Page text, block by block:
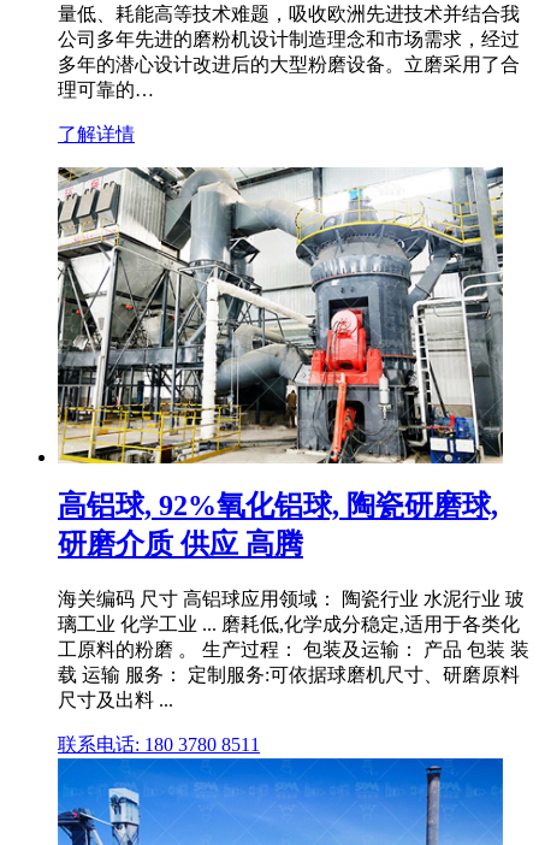
量低、耗能高等技术难题，吸收欧洲先进技术并结合我
公司多年先进的磨粉机设计制造理念和市场需求，经过
多年的潜心设计改进后的大型粉磨设备。立磨采用了合
理可靠的…
了解详情
高铝球, 92%氧化铝球, 陶瓷研磨球,
研磨介质 供应 高腾
海关编码 尺寸 高铝球应用领域： 陶瓷行业 水泥行业 玻
璃工业 化学工业 ... 磨耗低,化学成分稳定,适用于各类化
工原料的粉磨 。 生产过程： 包装及运输： 产品 包装 装
载 运输 服务： 定制服务:可依据球磨机尺寸、研磨原料
尺寸及出料 ...
联系电话: 180 3780 8511